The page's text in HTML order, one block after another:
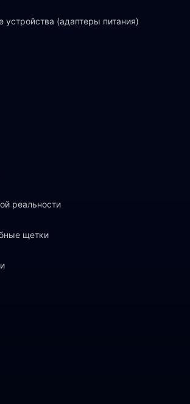
(адаптеры питания)
реальности
щетки